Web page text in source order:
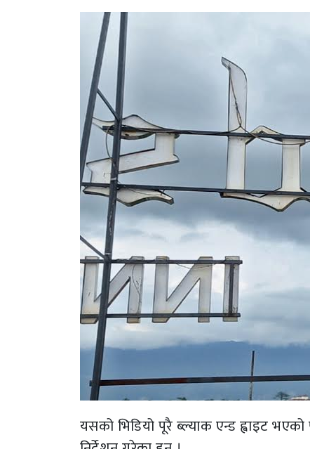
यसको भिडियो पूरै ब्ल्याक एन्ड ह्वाइट